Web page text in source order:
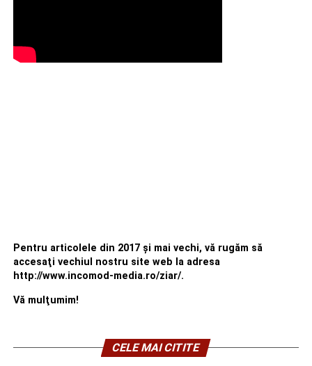
Pentru articolele din 2017 şi mai vechi, vă rugăm să
accesaţi vechiul nostru site web la adresa
http://www.incomod-media.ro/ziar/.
Vă mulţumim!
CELE MAI CITITE